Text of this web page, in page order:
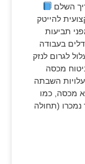
השלם
להייטק
תביעות
בעבודה
לגרום לנזק
מכסה
השבתה
מכסה, כמו
נמכרו (תחולה